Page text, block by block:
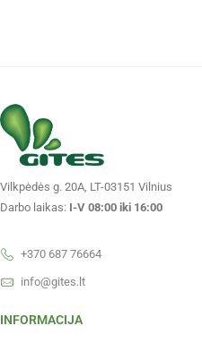
Vilkpėdės g. 20A, LT-03151 Vilnius
Darbo laikas: I-V 08:00 iki 16:00
+370 687 76664
info@gites.lt
INFORMACIJA